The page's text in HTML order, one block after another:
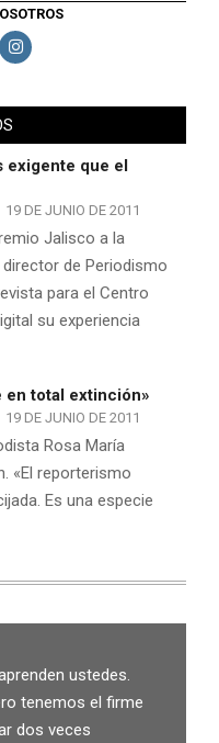
exigente que el
19 DE JUNIO DE 2011
Jalisco a la
de Periodismo
para el Centro
su experiencia
en total extinción»
19 DE JUNIO DE 2011
Rosa María
«El reporterismo
Es una especie
ustedes.
tenemos el firme
dos veces